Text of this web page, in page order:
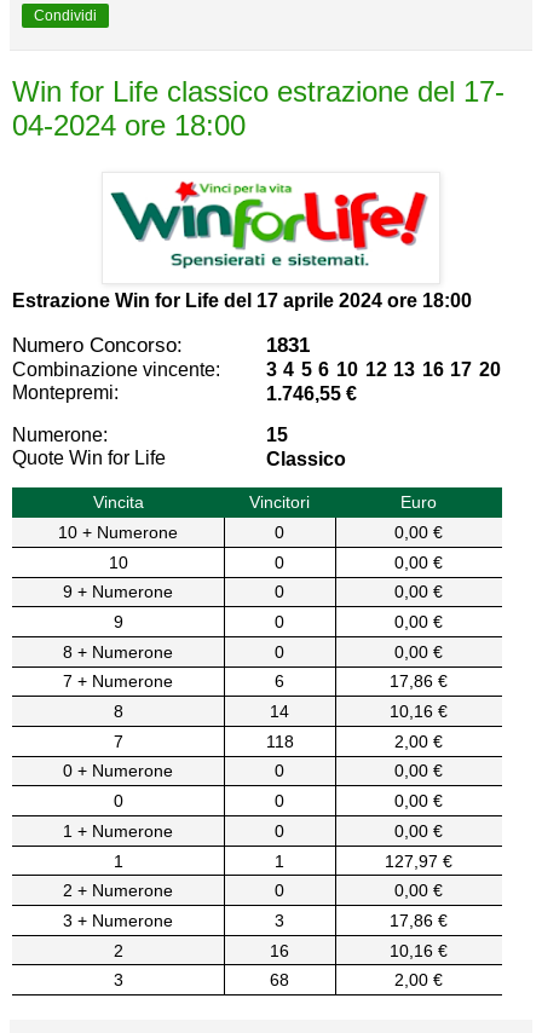
Condividi
Win for Life classico estrazione del 17-
04-2024 ore 18:00
Estrazione Win for Life del 17 aprile 2024 ore 18:00
Numero Concorso: 1831
Combinazione vincente:
3 4 5 6 10 12 13 16 17 20
Montepremi:
1.746,55 €
Numerone:
15
Quote Win for Life
Classico
Vincita Vincitori
Euro
10 + Numerone
0
0,00 €
10
0
0,00 €
9 + Numerone
0
0,00 €
9
0
0,00 €
8 + Numerone
0
0,00 €
7 + Numerone
6
17,86 €
8
14
10,16 €
7
118
2,00 €
0 + Numerone
0
0,00 €
0
0
0,00 €
1 + Numerone
0
0,00 €
1
1
127,97 €
2 + Numerone
0
0,00 €
3 + Numerone
3
17,86 €
2
16
10,16 €
3
68 2,00 €